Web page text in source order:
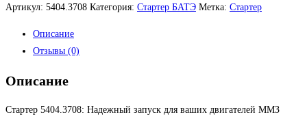
Артикул: 5404.3708 Категория: Стартер БАТЭ Метка: Стартер
Описание
Отзывы (0)
Описание
Стартер 5404.3708: Надежный запуск для ваших двигателей ММЗ